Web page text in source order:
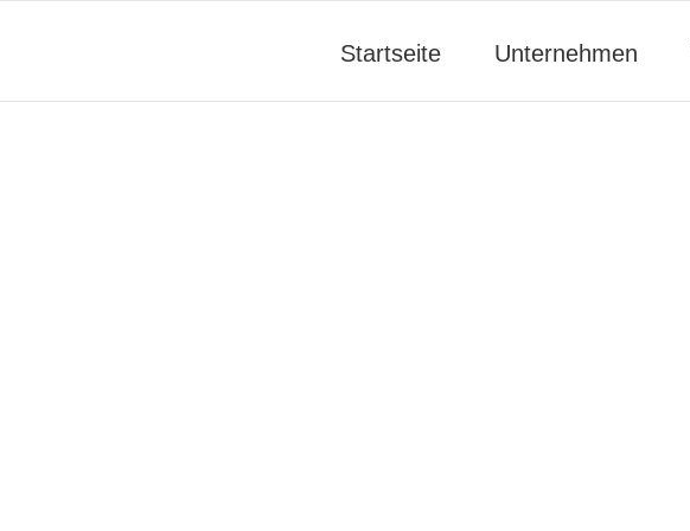
Startseite Unternehmen